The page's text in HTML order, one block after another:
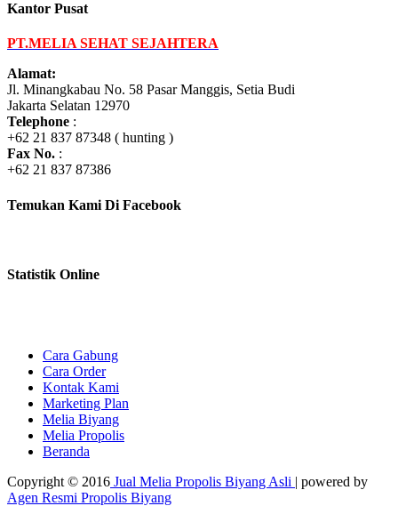
Kantor Pusat
PT.MELIA SEHAT SEJAHTERA
Alamat:
Jl. Minangkabau No. 58 Pasar Manggis, Setia Budi
Jakarta Selatan 12970
Telephone :
+62 21 837 87348 ( hunting )
Fax No. :
+62 21 837 87386
Temukan Kami Di Facebook
Statistik Online
Cara Gabung
Cara Order
Kontak Kami
Marketing Plan
Melia Biyang
Melia Propolis
Beranda
Copyright © 2016 Jual Melia Propolis Biyang Asli | powered by
Agen Resmi Propolis Biyang